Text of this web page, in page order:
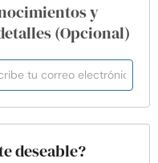
y
(Opcional)
deseable?